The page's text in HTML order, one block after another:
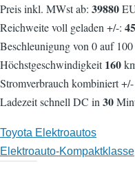
Preis inkl. MWst ab: 39880
Reichweite voll geladen +/-:
Beschleunigung von 0 auf
Höchstgeschwindigkeit160
Stromverbrauch kombiniert +/-
Ladezeit schnell DC in 30
Toyota Elektroautos
Elektroauto-Kompaktklasse